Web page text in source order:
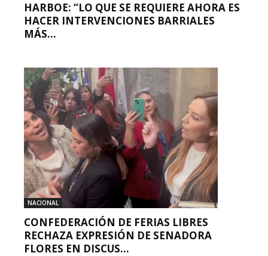
HARBOE: “LO QUE SE REQUIERE AHORA ES
HACER INTERVENCIONES BARRIALES
MÁS...
NACIONAL
CONFEDERACIÓN DE FERIAS LIBRES
RECHAZA EXPRESIÓN DE SENADORA
FLORES EN DISCUS...